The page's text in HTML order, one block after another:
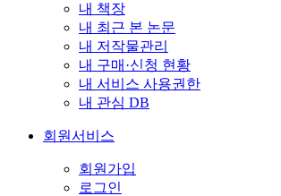
내 책장
내 최근 본 논문
내 저작물관리
내 구매·신청 현황
내 서비스 사용권한
내 관심 DB
회원서비스
회원가입
로그인